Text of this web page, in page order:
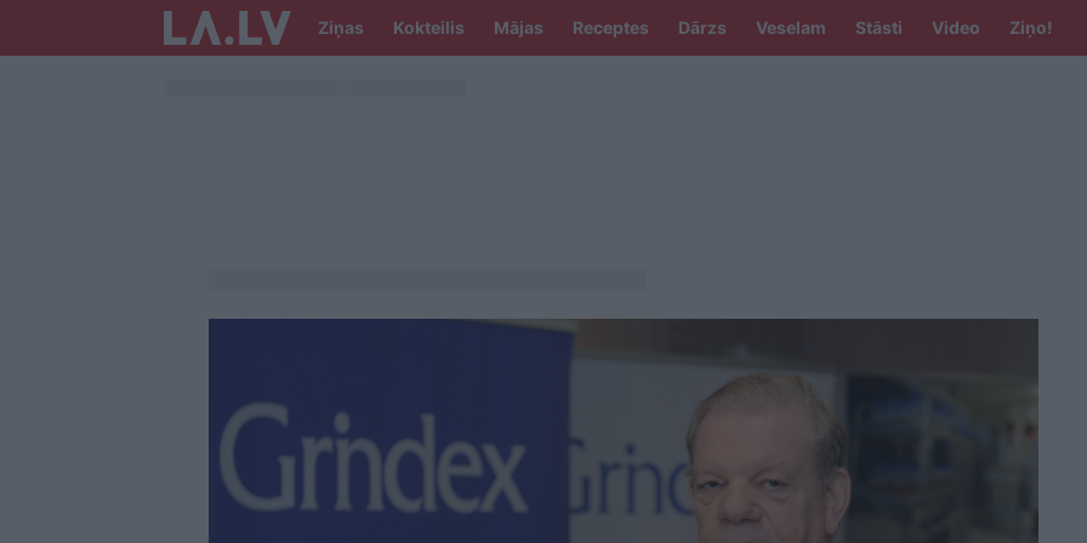
Ziņas Kokteilis Mājas Receptes Dārzs Veselam Stāsti Video Ziņo!